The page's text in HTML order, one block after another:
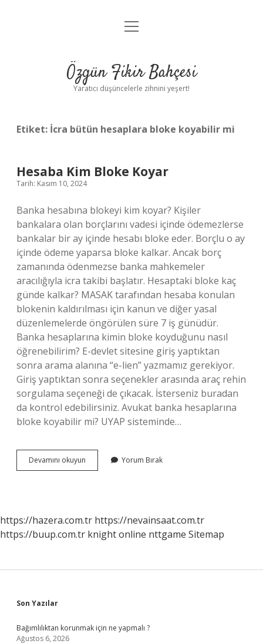
Anasayfa
Yasal Uyarı
menüyü
Özgün Fikir Bahçesi
Yaratıcı düşüncelerle zihnini yeşert!
Etiket: İcra bütün hesaplara bloke koyabilir mi
Hesaba Kim Bloke Koyar
Tarih: Kasım 10, 2024
Banka hesabına blokeyi kim koyar? Kişiler
bankalara olan borçlarını vadesi içinde ödemezlerse
bankalar bir ay içinde hesabı bloke eder. Borçlu o ay
içinde ödeme yaparsa bloke kalkar. Ancak borç
zamanında ödenmezse banka mahkemeler
aracılığıyla icra takibi başlatır. Hesaptaki bloke kaç
günde kalkar? MASAK tarafından hesaba konulan
blokenin kaldırılması için kanun ve diğer yasal
düzenlemelerde öngörülen süre 7 iş günüdür.
Banka hesaplarına kimin bloke koyduğunu nasıl
öğrenebilirim? E-devlet sitesine giriş yaptıktan
sonra arama alanına “e-lien” yazmamız gerekiyor.
Giriş yaptıktan sonra seçenekler arasında araç rehin
sorgulama seçeneği de çıkacak. İsterseniz buradan
da kontrol edebilirsiniz. Avukat banka hesaplarına
bloke koyabilir mi? UYAP sisteminde…
Devamını okuyun
Kim
Yorum Bırak
https://hazera.com.tr https://nevainsaat.com.tr
https://buup.com.tr knight online nttgame Sitemap
Sidebar
Son Yazılar
Bağımlılıktan korunmak için ne yapmalı ?
Ağustos 6, 2026